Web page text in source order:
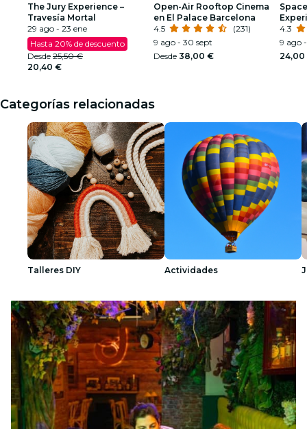
The Jury Experience –
Travesía Mortal
29 ago - 23 ene
Hasta 20% de descuento
Desde 25,50 €
20,40 €
Open-Air Rooftop Cinema
en El Palace Barcelona
4.5
(231)
9 ago - 30 sept
Desde 38,00 €
4.3
9 ago
24,00
Categorías relacionadas
Talleres DIY Actividades